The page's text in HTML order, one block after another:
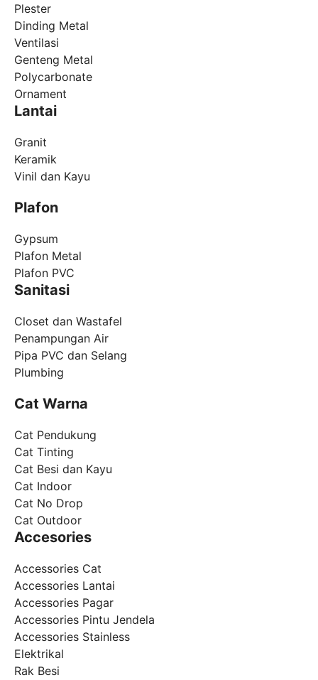
Plester
Dinding Metal
Ventilasi
Genteng Metal
Polycarbonate
Ornament
Lantai
Granit
Keramik
Vinil dan Kayu
Plafon
Gypsum
Plafon Metal
Plafon PVC
Sanitasi
Closet dan Wastafel
Penampungan Air
Pipa PVC dan Selang
Plumbing
Cat Warna
Cat Pendukung
Cat Tinting
Cat Besi dan Kayu
Cat Indoor
Cat No Drop
Cat Outdoor
Accesories
Accessories Cat
Accessories Lantai
Accessories Pagar
Accessories Pintu Jendela
Accessories Stainless
Elektrikal
Rak Besi